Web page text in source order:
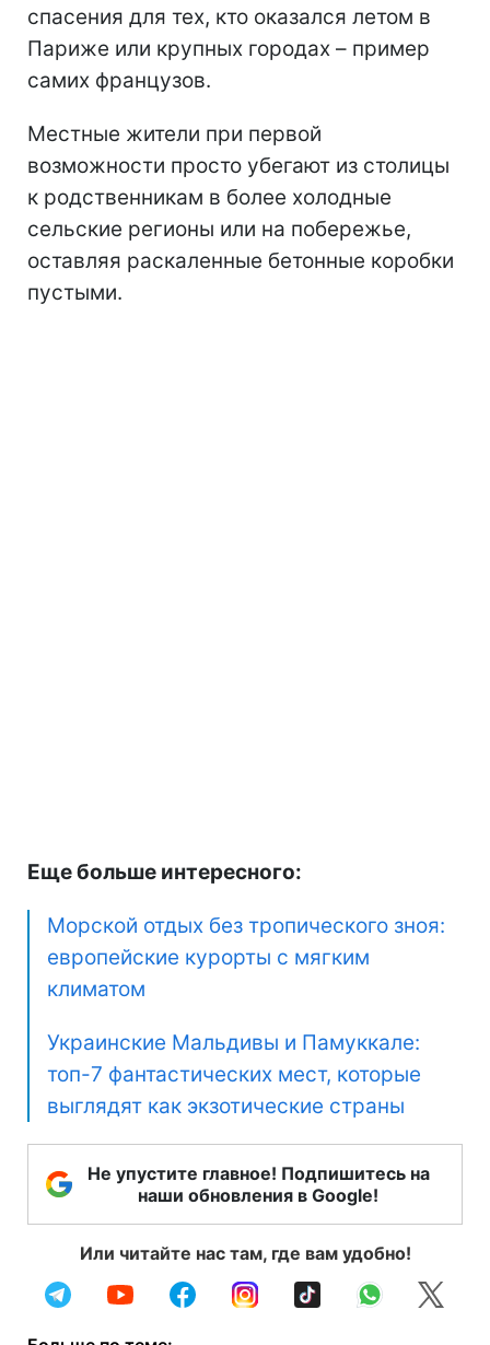
спасения для тех, кто оказался летом в
Париже или крупных городах – пример
самих французов.
Местные жители при первой
возможности просто убегают из столицы
к родственникам в более холодные
сельские регионы или на побережье,
оставляя раскаленные бетонные коробки
пустыми.
Еще больше интересного:
Морской отдых без тропического зноя:
европейские курорты с мягким
климатом
Украинские Мальдивы и Памуккале:
топ-7 фантастических мест, которые
выглядят как экзотические страны
Не упустите главное! Подпишитесь на
наши обновления в Google!
Или читайте нас там, где вам удобно!